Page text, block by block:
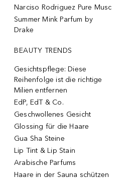
Narciso Rodriguez Pure Musc
Summer Mink Parfum by
Drake
BEAUTY TRENDS
Gesichtspflege: Diese
Reihenfolge ist die richtige
Milien entfernen
EdP, EdT & Co.
Geschwollenes Gesicht
Glossing für die Haare
Gua Sha Steine
Lip Tint & Lip Stain
Arabische Parfums
Haare in der Sauna schützen